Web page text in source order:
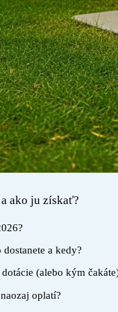
ako ju získať?
a kedy?
(alebo kým
oplatí?